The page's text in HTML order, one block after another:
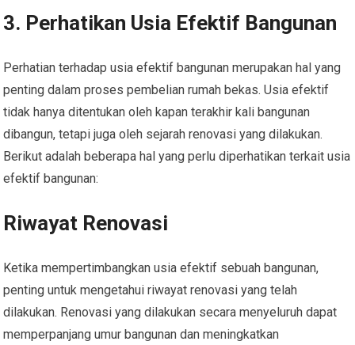
3. Perhatikan Usia Efektif Bangunan
Perhatian terhadap usia efektif bangunan merupakan hal yang
penting dalam proses pembelian rumah bekas. Usia efektif
tidak hanya ditentukan oleh kapan terakhir kali bangunan
dibangun, tetapi juga oleh sejarah renovasi yang dilakukan.
Berikut adalah beberapa hal yang perlu diperhatikan terkait usia
efektif bangunan:
Riwayat Renovasi
Ketika mempertimbangkan usia efektif sebuah bangunan,
penting untuk mengetahui riwayat renovasi yang telah
dilakukan. Renovasi yang dilakukan secara menyeluruh dapat
memperpanjang umur bangunan dan meningkatkan